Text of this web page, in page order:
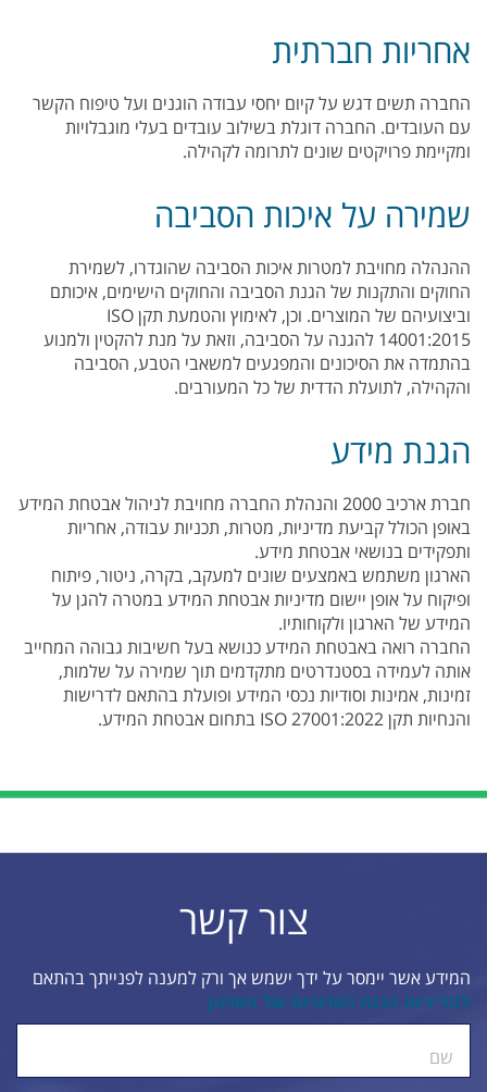
אחריות חברתית
החברה תשים דגש על קיום יחסי עבודה הוגנים ועל טיפוח הקשר
עם העובדים. החברה דוגלת בשילוב עובדים בעלי מוגבלויות
ומקיימת פרויקטים שונים לתרומה לקהילה.
שמירה על איכות הסביבה
ההנהלה מחויבת למטרות איכות הסביבה שהוגדרו, לשמירת
החוקים והתקנות של הגנת הסביבה והחוקים הישימים, איכותם
וביצועיהם של המוצרים. וכן, לאימוץ והטמעת תקן ISO
14001:2015 להגנה על הסביבה, וזאת על מנת להקטין ולמנוע
בהתמדה את הסיכונים והמפגעים למשאבי הטבע, הסביבה
והקהילה, לתועלת הדדית של כל המעורבים.
הגנת מידע
חברת ארכיב 2000 והנהלת החברה מחויבת לניהול אבטחת המידע
באופן הכולל קביעת מדיניות, מטרות, תכניות עבודה, אחריות
ותפקידים בנושאי אבטחת מידע.
הארגון משתמש באמצעים שונים למעקב, בקרה, ניטור, פיתוח
ופיקוח על אופן יישום מדיניות אבטחת המידע במטרה להגן על
המידע של הארגון ולקוחותיו.
החברה רואה באבטחת המידע כנושא בעל חשיבות גבוהה המחייב
אותה לעמידה בסטנדרטים מתקדמים תוך שמירה על שלמות,
זמינות, אמינות וסודיות נכסי המידע ופועלת בהתאם לדרישות
והנחיות תקן ISO 27001:2022 בתחום אבטחת המידע.
צור קשר
המידע אשר יימסר על ידך ישמש אך ורק למענה לפנייתך בהתאם
למדיניות הגנת הפרטיות של הארגון
שם